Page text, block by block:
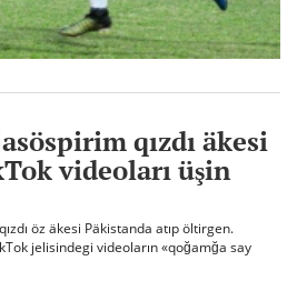
qızdı äkesi
videoları üşin
öz äkesi Päkistanda atıp öltirgen.
jelisindegi videoların «qoğamğa say